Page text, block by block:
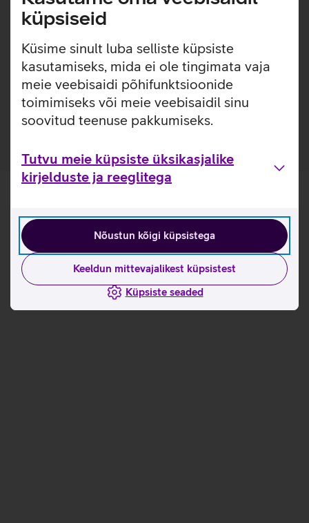
küpsiseid
Küsime sinult luba selliste küpsiste
kasutamiseks, mida ei ole tingimata vaja
meie veebisaidi põhifunktsioonide
toimimiseks või meie veebisaidil sinu
soovitud teenuse pakkumiseks.
Tutvu meie küpsiste üksikasjalike
kirjelduste ja reeglitega
Nõustun kõigi küpsistega
Keeldun mittevajalikest küpsistest
Küpsiste seaded
lisakaitsekihi. Nii on tagatud telefoni kindel haare ja kaitse
kriimustuste eest, ilma et ümbrist liialt telefoni ümber
magnetrõngas, tänu millele kinnituvad Qi magnettoega (või
MagSafe) lisatarvikud sinna tugevalt ja lihtsalt.
Kõigest 0,95 mm paksune ümbris sisseehitatud Qi
magnetiga.